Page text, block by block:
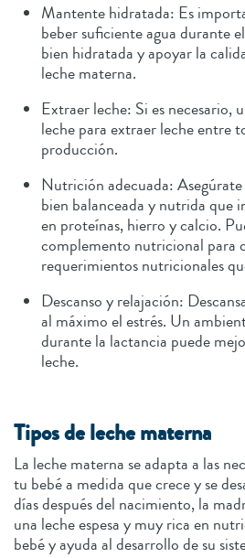
Mantente hidratada: Es
beber suficiente agua durante
bien hidratada y apoyar la
leche materna.
Extraer leche: Si es necesario,
leche para extraer leche entre
producción.
Nutrición adecuada:
bien balanceada y nutrida que
en proteínas, hierro y calcio.
complemento nutricional para
requerimientos nutricionales
Descanso y relajación:
al máximo el estrés. Un
durante la lactancia puede
leche.
Tipos de leche materna
La leche materna se adapta a las
tu bebé a medida que crece y se
días después del nacimiento, la
una leche espesa y muy rica en
bebé y ayuda al desarrollo de su